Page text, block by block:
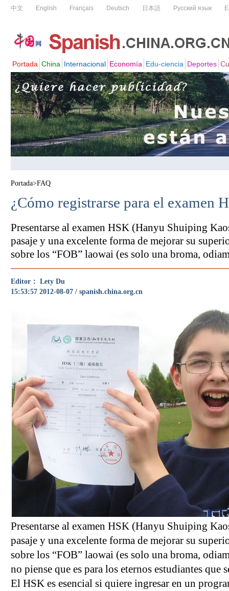
Portada>FAQ
¿Cómo registrarse para el examen
Presentarse al examen HSK (Hanyu Shuiping
pasaje y una excelente forma de mejorar su
sobre los “FOB” laowai (es solo una broma,
Editor： Lety Du
15:53:57 2012-08-07 / spanish.china.org.cn
Presentarse al examen HSK (Hanyu Shuiping
pasaje y una excelente forma de mejorar su
sobre los “FOB” laowai (es solo una broma,
no piense que es para los eternos estudiantes que
El HSK es esencial si quiere ingresar en un